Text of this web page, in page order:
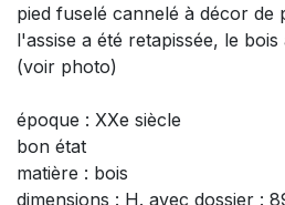
pied fuselé cannelé à décor de
l'assise a été retapissée, le
(voir photo)
époque : XXe siècle
bon état
matière : bois
dimensions : H. avec dossier :